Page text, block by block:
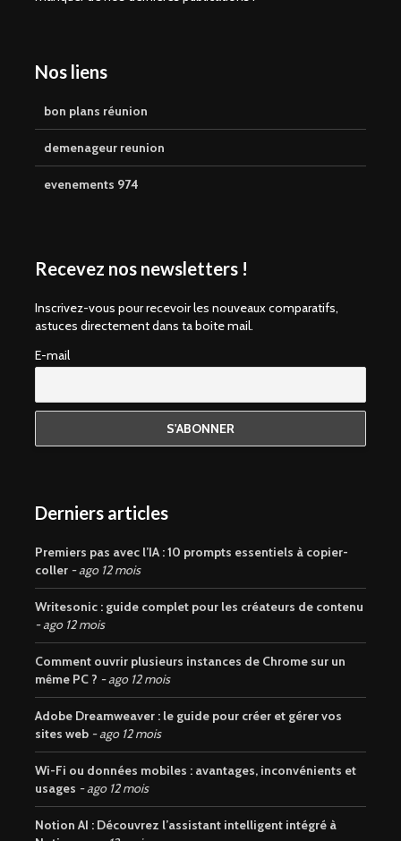
Nos liens
bon plans réunion
demenageur reunion
evenements 974
Recevez nos newsletters !
Inscrivez-vous pour recevoir les nouveaux comparatifs,
astuces directement dans ta boite mail.
E-mail
Derniers articles
Premiers pas avec l’IA : 10 prompts essentiels à copier-
coller
ago 12 mois
Writesonic : guide complet pour les créateurs de contenu
ago 12 mois
Comment ouvrir plusieurs instances de Chrome sur un
même PC ?
ago 12 mois
Adobe Dreamweaver : le guide pour créer et gérer vos
sites web
ago 12 mois
Wi-Fi ou données mobiles : avantages, inconvénients et
usages
ago 12 mois
Notion AI : Découvrez l’assistant intelligent intégré à